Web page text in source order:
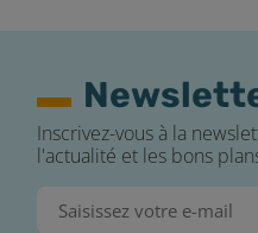
Conserver votre e-
dans un endroit sec
Privilégiez le stockage
Évitez de laisser votre
Inscrivez-vous à la
l'actualité et les bons